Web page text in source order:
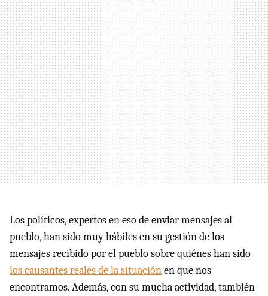
Los políticos, expertos en eso de enviar mensajes al
pueblo, han sido muy hábiles en su gestión de los
mensajes recibido por el pueblo sobre quiénes han sido
los causantes reales de la situaciónen que nos
encontramos. Además, con su mucha actividad, también